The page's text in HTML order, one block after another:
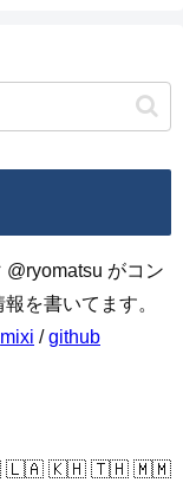
@ryomatsu がコン
を書いてます。
mixi /github
🇱🇦 🇰🇭 🇹🇭 🇲🇲